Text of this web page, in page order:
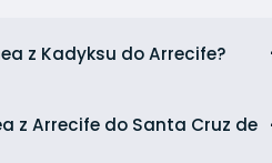
z Kadyksu do Arrecife?
z Arrecife do Santa Cruz de